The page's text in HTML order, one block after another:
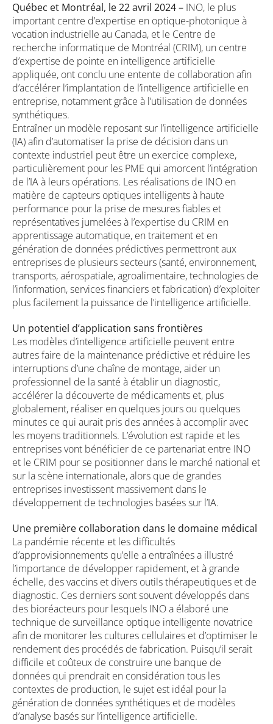
Québec et Montréal, le 22 avril 2024 – INO, le plus
important centre d’expertise en optique-photonique à
vocation industrielle au Canada, et le Centre de
recherche informatique de Montréal (CRIM), un centre
d’expertise de pointe en intelligence artificielle
appliquée, ont conclu une entente de collaboration afin
d’accélérer l’implantation de l’intelligence artificielle en
entreprise, notamment grâce à l’utilisation de données
synthétiques.
Entraîner un modèle reposant sur l’intelligence artificielle
(IA) afin d’automatiser la prise de décision dans un
contexte industriel peut être un exercice complexe,
particulièrement pour les PME qui amorcent l’intégration
de l’IA à leurs opérations. Les réalisations de INO en
matière de capteurs optiques intelligents à haute
performance pour la prise de mesures fiables et
représentatives jumelées à l’expertise du CRIM en
apprentissage automatique, en traitement et en
génération de données prédictives permettront aux
entreprises de plusieurs secteurs (santé, environnement,
transports, aérospatiale, agroalimentaire, technologies de
l’information, services financiers et fabrication) d’exploiter
plus facilement la puissance de l’intelligence artificielle.
Un potentiel d’application sans frontières
Les modèles d’intelligence artificielle peuvent entre
autres faire de la maintenance prédictive et réduire les
interruptions d’une chaîne de montage, aider un
professionnel de la santé à établir un diagnostic,
accélérer la découverte de médicaments et, plus
globalement, réaliser en quelques jours ou quelques
minutes ce qui aurait pris des années à accomplir avec
les moyens traditionnels. L’évolution est rapide et les
entreprises vont bénéficier de ce partenariat entre INO
et le CRIM pour se positionner dans le marché national et
sur la scène internationale, alors que de grandes
entreprises investissent massivement dans le
développement de technologies basées sur l’IA.
Une première collaboration dans le domaine médical
La pandémie récente et les difficultés
d’approvisionnements qu’elle a entraînées a illustré
l’importance de développer rapidement, et à grande
échelle, des vaccins et divers outils thérapeutiques et de
diagnostic. Ces derniers sont souvent développés dans
des bioréacteurs pour lesquels INO a élaboré une
technique de surveillance optique intelligente novatrice
afin de monitorer les cultures cellulaires et d’optimiser le
rendement des procédés de fabrication. Puisqu’il serait
difficile et coûteux de construire une banque de
données qui prendrait en considération tous les
contextes de production, le sujet est idéal pour la
génération de données synthétiques et de modèles
d’analyse basés sur l’intelligence artificielle.